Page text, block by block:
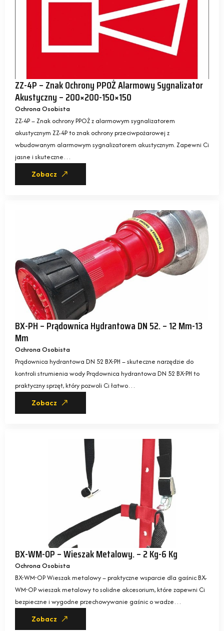
ZZ-4P – Znak Ochrony PPOŻ Alarmowy Sygnalizator
Akustyczny – 200×200-150×150
Ochrona Osobista
ZZ-4P – Znak ochrony PPOŻ z alarmowym sygnalizatorem
akustycznym ZZ-4P to znak ochrony przeciwpożarowej z
wbudowanym alarmowym sygnalizatorem akustycznym. Zapewni Ci
jasne i skuteczne…
Zobacz
BX-PH – Prądownica Hydrantowa DN 52. – 12 Mm-13
Mm
Ochrona Osobista
Prądownica hydrantowa DN 52 BX-PH – skuteczne narzędzie do
kontroli strumienia wody Prądownica hydrantowa DN 52 BX-PH to
praktyczny sprzęt, który pozwoli Ci łatwo…
Zobacz
BX-WM-OP – Wieszak Metalowy. – 2 Kg-6 Kg
Ochrona Osobista
BX-WM-OP Wieszak metalowy – praktyczne wsparcie dla gaśnic BX-
WM-OP wieszak metalowy to solidne akcesorium, które zapewni Ci
bezpieczne i wygodne przechowywanie gaśnic o wadze…
Zobacz